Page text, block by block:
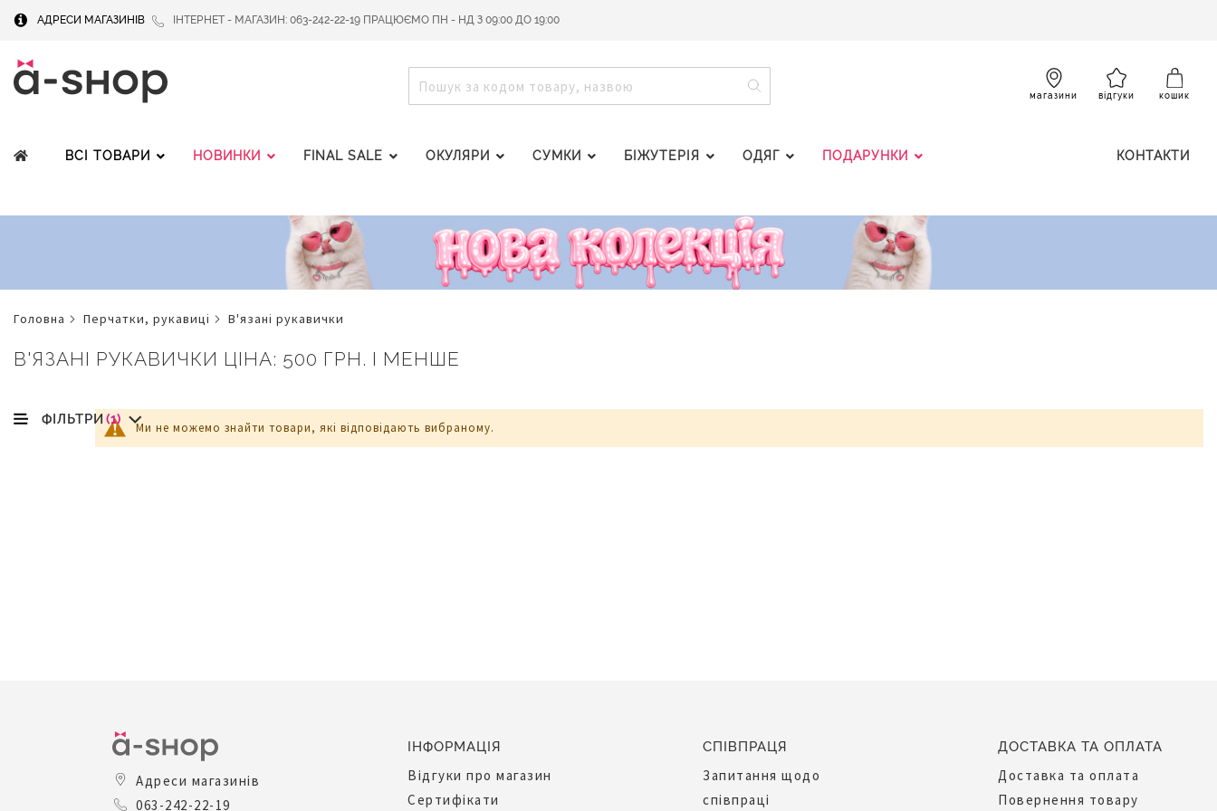
АДРЕСИ МАГАЗИНІВ ІНТЕРНЕТ - МАГАЗИН: 063-242-22-19 ПРАЦЮЄМО ПН - НД З 09:00 ДО 19:00
ПОШУК
магазини відгуки кошик
ВСІ ТОВАРИ НОВИНКИ FINAL SALE ОКУЛЯРИ СУМКИ БІЖУТЕРІЯ ОДЯГ ПОДАРУНКИ КОНТАКТИ
головна перчатки, рукавицi в'язані рукавички
В'ЯЗАНІ РУКАВИЧКИ ЦІНА: 500 ГРН. І МЕНШЕ
Ми не можемо знайти товари, які відповідають вибраному.
ФІЛЬТРИ (1)
Адреси магазинів
063-242-22-19
ІНФОРМАЦІЯ
Відгуки про магазин
Сертифікати
СПІВПРАЦЯ
Запитання щодо
співпраці
ДОСТАВКА ТА ОПЛАТА
Доставка та оплата
Повернення товару